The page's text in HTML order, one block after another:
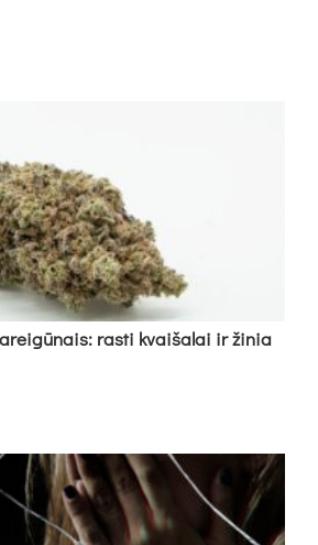
ras­ti kvai­ša­lai ir ži­nia